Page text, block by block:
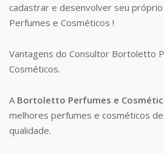
cadastrar e desenvolver seu
Perfumes e Cosméticos !
Vantagens do Consultor Bortoletto
Cosméticos.
A Bortoletto Perfumes e
melhores perfumes e cosméticos
qualidade.